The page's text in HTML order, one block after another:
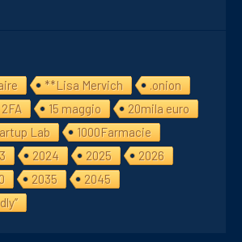
**Lisa Mervich
.onion
2FA 15 maggio
20mila euro
Lab
1000Farmacie
2024 2025
2026
2035
2045